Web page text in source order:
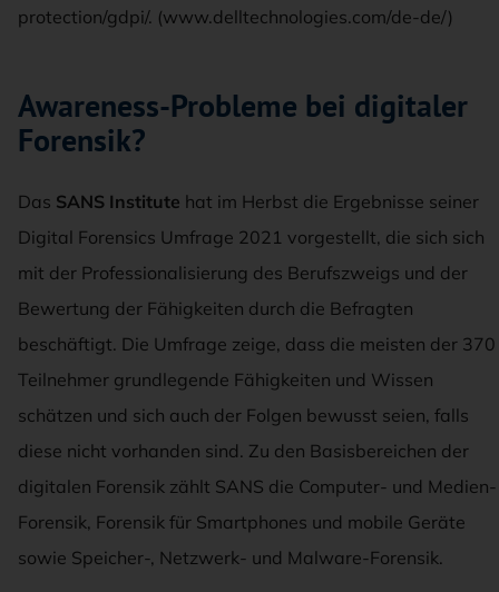
protection/gdpi/. (www.delltechnologies.com/de-de/)
Awareness-Probleme bei digitaler
Forensik?
Das SANS Institute hat im Herbst die Ergebnisse seiner
Digital Forensics Umfrage 2021 vorgestellt, die sich sich
mit der Professionalisierung des Berufszweigs und der
Bewertung der Fähigkeiten durch die Befragten
beschäftigt. Die Umfrage zeige, dass die meisten der 370
Teilnehmer grundlegende Fähigkeiten und Wissen
schätzen und sich auch der Folgen bewusst seien, falls
diese nicht vorhanden sind. Zu den Basisbereichen der
digitalen Forensik zählt SANS die Computer- und Medien-
Forensik, Forensik für Smartphones und mobile Geräte
sowie Speicher-, Netzwerk- und Malware-Forensik.